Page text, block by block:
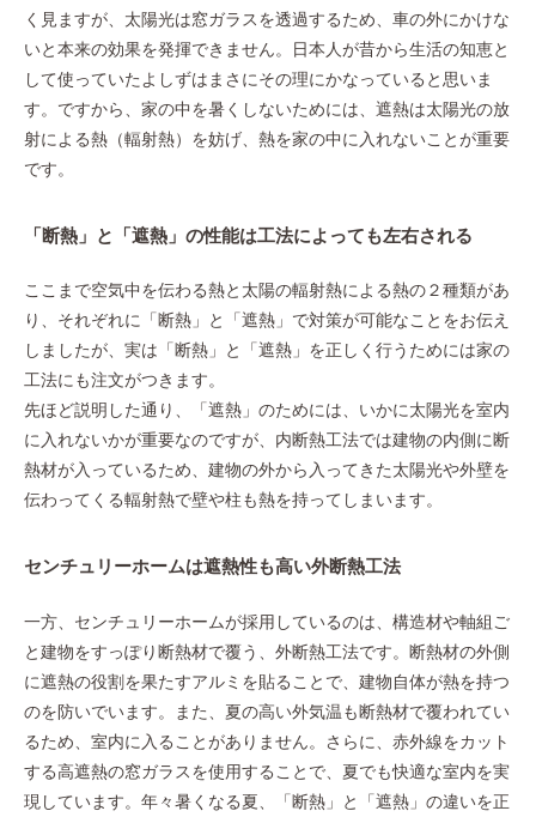
く見ますが、太陽光は窓ガラスを透過するため、車の外にかけな
いと本来の効果を発揮できません。日本人が昔から生活の知恵と
して使っていたよしずはまさにその理にかなっていると思いま
す。ですから、家の中を暑くしないためには、遮熱は太陽光の放
射による熱（輻射熱）を妨げ、熱を家の中に入れないことが重要
です。
「断熱」と「遮熱」の性能は工法によっても左右される
ここまで空気中を伝わる熱と太陽の輻射熱による熱の２種類があ
り、それぞれに「断熱」と「遮熱」で対策が可能なことをお伝え
しましたが、実は「断熱」と「遮熱」を正しく行うためには家の
工法にも注文がつきます。
先ほど説明した通り、「遮熱」のためには、いかに太陽光を室内
に入れないかが重要なのですが、内断熱工法では建物の内側に断
熱材が入っているため、建物の外から入ってきた太陽光や外壁を
伝わってくる輻射熱で壁や柱も熱を持ってしまいます。
センチュリーホームは遮熱性も高い外断熱工法
一方、センチュリーホームが採用しているのは、構造材や軸組ご
と建物をすっぽり断熱材で覆う、外断熱工法です。断熱材の外側
に遮熱の役割を果たすアルミを貼ることで、建物自体が熱を持つ
のを防いでいます。また、夏の高い外気温も断熱材で覆われてい
るため、室内に入ることがありません。さらに、赤外線をカット
する高遮熱の窓ガラスを使用することで、夏でも快適な室内を実
現しています。年々暑くなる夏、「断熱」と「遮熱」の違いを正